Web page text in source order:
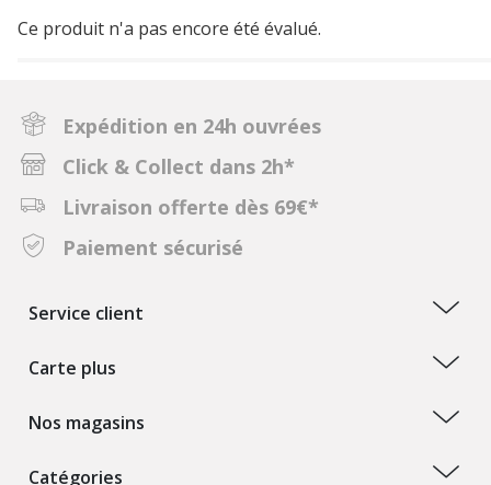
Ce produit n'a pas encore été évalué.
Expédition en 24h ouvrées
Click & Collect dans 2h*
Livraison offerte dès 69€*
Paiement sécurisé
Service client
Carte plus
Nos magasins
Catégories